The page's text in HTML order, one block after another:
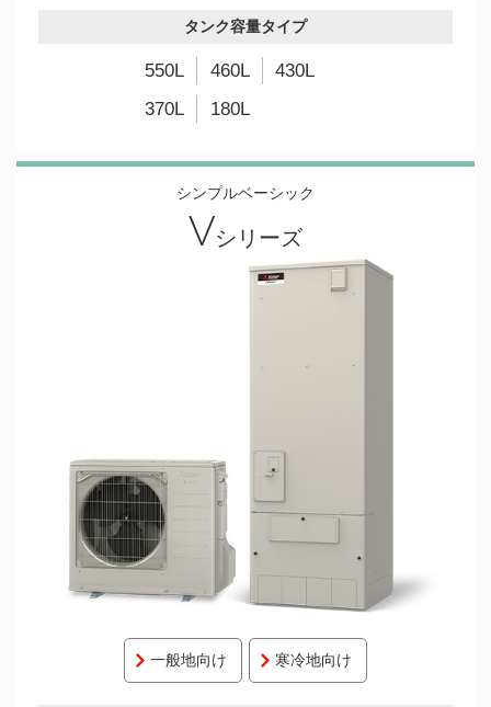
タンク容量タイプ
550L 460L
430L
370L
180L
シンプルベーシック
Vシリーズ
一般地向け 寒冷地向け